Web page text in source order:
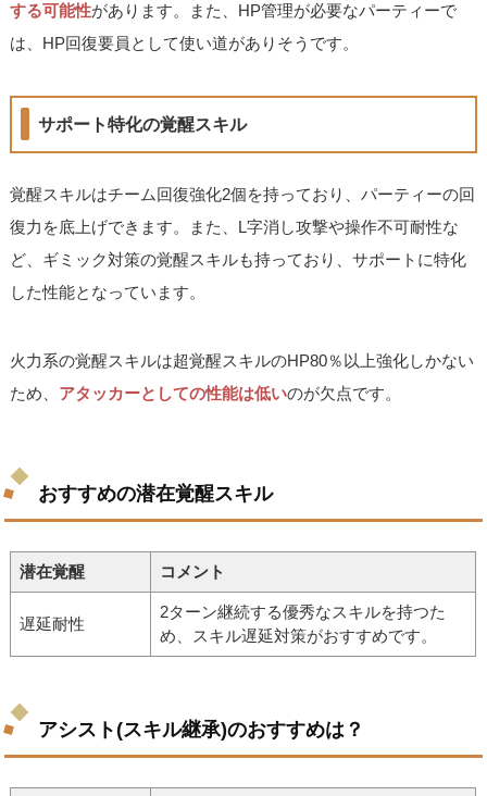
する可能性があります。また、HP管理が必要なパーティーで
は、HP回復要員として使い道がありそうです。
サポート特化の覚醒スキル
覚醒スキルはチーム回復強化2個を持っており、パーティーの回
復力を底上げできます。また、L字消し攻撃や操作不可耐性な
ど、ギミック対策の覚醒スキルも持っており、サポートに特化
した性能となっています。
火力系の覚醒スキルは超覚醒スキルのHP80％以上強化しかない
ため、 アタッカーとしての性能は低いのが欠点です。
おすすめの潜在覚醒スキル
潜在覚醒 コメント
遅延耐性
2ターン継続する優秀なスキルを持つた
め、スキル遅延対策がおすすめです。
アシスト(スキル継承)のおすすめは？